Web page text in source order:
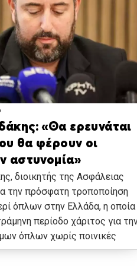
«Θα ερευνάται
θα φέρουν οι
αστυνομία»
διοικητής της Ασφάλειας
την πρόσφατη τροποποίηση
όπλων στην Ελλάδα, η οποία
περίοδο χάριτος για
όπλων χωρίς ποινικές